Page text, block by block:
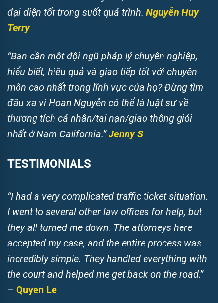
đại diện tốt trong suốt quá trình. Nguyễn Huy
Terry
“Bạn cần một đội ngũ pháp lý chuyên nghiệp,
hiểu biết, hiệu quả và giao tiếp tốt với chuyên
môn cao nhất trong lĩnh vực của họ? Đừng tìm
đâu xa vì Hoan Nguyễn có thể là luật sư về
thương tích cá nhân/tai nạn/giao thông giỏi
nhất ở Nam California.” Jenny S
TESTIMONIALS
“I had a very complicated traffic ticket situation.
I went to several other law offices for help, but
they all turned me down. The attorneys here
accepted my case, and the entire process was
incredibly simple. They handled everything with
the court and helped me get back on the road.”
– Quyen Le